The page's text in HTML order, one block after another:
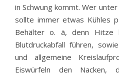
in Schwung kommt. Wer
sollte immer etwas Kühles
Behälter o. ä, denn Hitze
Blutdruckabfall führen,
und allgemeine
Eiswürfeln den Nacken,